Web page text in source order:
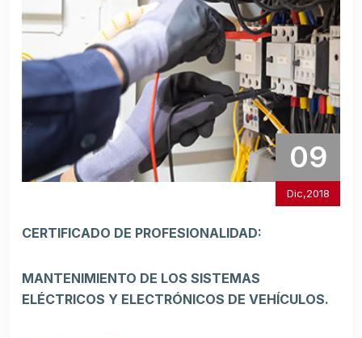
09
Dic,2018
CERTIFICADO DE PROFESIONALIDAD:
MANTENIMIENTO DE LOS SISTEMAS
ELÉCTRICOS Y ELECTRÓNICOS DE VEHÍCULOS.